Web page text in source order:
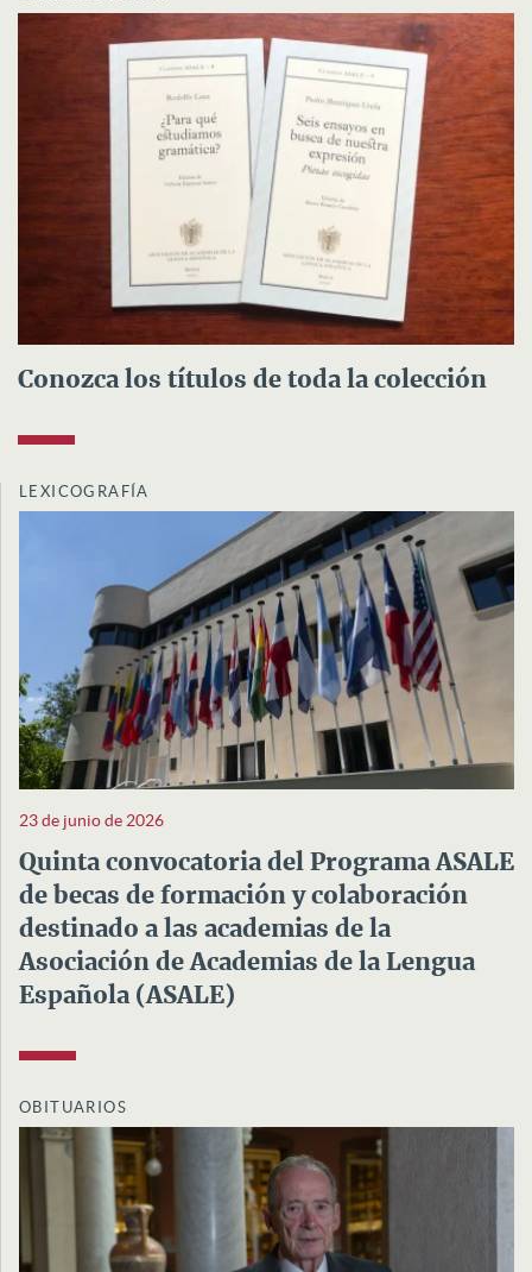
Conozca los títulos de toda la colección
LEXICOGRAFÍA
23 de junio de 2026
Quinta convocatoria del Programa ASALE
de becas de formación y colaboración
destinado a las academias de la
Asociación de Academias de la Lengua
Española (ASALE)
OBITUARIOS